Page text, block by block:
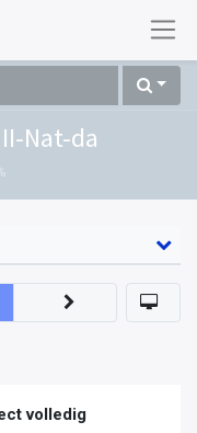
Nat-da
volledig